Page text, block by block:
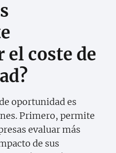
el coste de
oportunidad es
Primero, permite
evaluar más
de sus